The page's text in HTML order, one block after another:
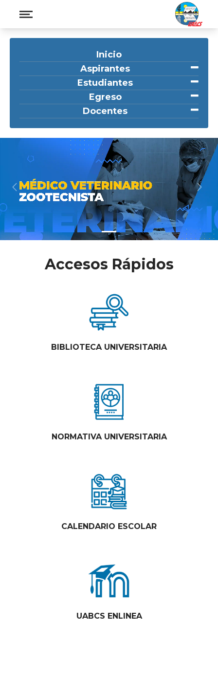
Inicio
Aspirantes
Estudiantes
Egreso
Docentes
Previous
Accesos Rápidos
BIBLIOTECA UNIVERSITARIA
NORMATIVA UNIVERSITARIA
CALENDARIO ESCOLAR
UABCS ENLINEA